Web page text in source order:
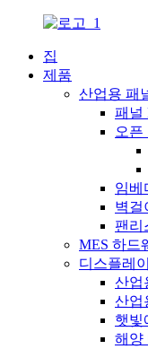
집
제품
산업용 패
패널
오픈
임베
벽걸
팬리
MES 하드
디스플레
산업
산업
햇빛
해양